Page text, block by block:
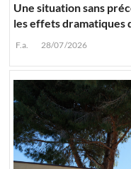
Une situation sans
les effets dramatiques
F.a. 28/07/2026